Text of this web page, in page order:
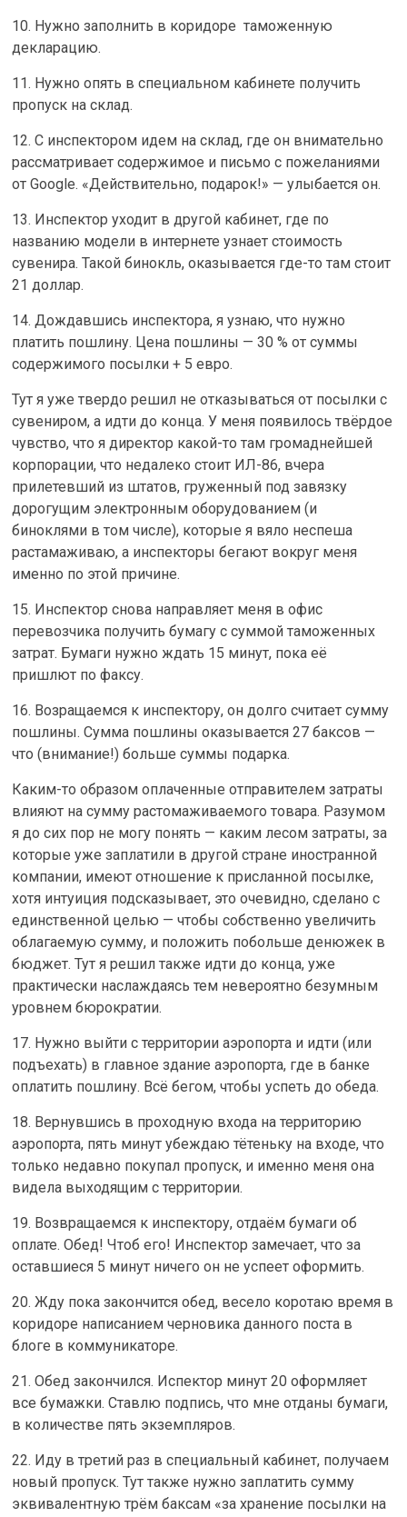
10. Нужно заполнить в коридоре таможенную
декларацию.
11. Нужно опять в специальном кабинете получить
пропуск на склад.
12. С инспектором идем на склад, где он внимательно
рассматривает содержимое и письмо с пожеланиями
от Google. «Действительно, подарок!» — улыбается он.
13. Инспектор уходит в другой кабинет, где по
названию модели в интернете узнает стоимость
сувенира. Такой бинокль, оказывается где-то там стоит
21 доллар.
14. Дождавшись инспектора, я узнаю, что нужно
платить пошлину. Цена пошлины — 30 % от суммы
содержимого посылки + 5 евро.
Тут я уже твердо решил не отказываться от посылки с
сувениром, а идти до конца. У меня появилось твёрдое
чувство, что я директор какой-то там громаднейшей
корпорации, что недалеко стоит ИЛ-86, вчера
прилетевший из штатов, груженный под завязку
дорогущим электронным оборудованием (и
биноклями в том числе), которые я вяло неспеша
растамаживаю, а инспекторы бегают вокруг меня
именно по этой причине.
15. Инспектор снова направляет меня в офис
перевозчика получить бумагу с суммой таможенных
затрат. Бумаги нужно ждать 15 минут, пока её
пришлют по факсу.
16. Возращаемся к инспектору, он долго считает сумму
пошлины. Сумма пошлины оказывается 27 баксов —
что (внимание!) больше суммы подарка.
Каким-то образом оплаченные отправителем затраты
влияют на сумму растомаживаемого товара. Разумом
я до сих пор не могу понять — каким лесом затраты, за
которые уже заплатили в другой стране иностранной
компании, имеют отношение к присланной посылке,
хотя интуиция подсказывает, это очевидно, сделано с
единственной целью — чтобы собственно увеличить
облагаемую сумму, и положить побольше денюжек в
бюджет. Тут я решил также идти до конца, уже
практически наслаждаясь тем невероятно безумным
уровнем бюрократии.
17. Нужно выйти с территории аэропорта и идти (или
подъехать) в главное здание аэропорта, где в банке
оплатить пошлину. Всё бегом, чтобы успеть до обеда.
18. Вернувшись в проходную входа на территорию
аэропорта, пять минут убеждаю тётеньку на входе, что
только недавно покупал пропуск, и именно меня она
видела выходящим с территории.
19. Возвращаемся к инспектору, отдаём бумаги об
оплате. Обед! Чтоб его! Инспектор замечает, что за
оставшиеся 5 минут ничего он не успеет оформить.
20. Жду пока закончится обед, весело коротаю время в
коридоре написанием черновика данного поста в
блоге в коммуникаторе.
21. Обед закончился. Испектор минут 20 оформляет
все бумажки. Ставлю подпись, что мне отданы бумаги,
в количестве пять экземпляров.
22. Иду в третий раз в специальный кабинет, получаем
новый пропуск. Тут также нужно заплатить сумму
эквивалентную трём баксам «за хранение посылки на